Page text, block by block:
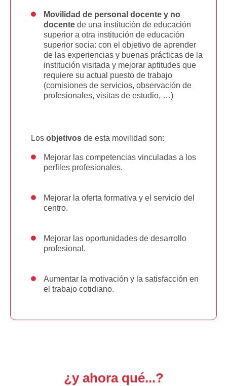
Movilidad de personal docente y no
docente de una institución de educación
superior a otra institución de educación
superior socia: con el objetivo de aprender
de las experiencias y buenas prácticas de la
institución visitada y mejorar aptitudes que
requiere su actual puesto de trabajo
(comisiones de servicios, observación de
profesionales, visitas de estudio, …)
Los objetivos de esta movilidad son:
Mejorar las competencias vinculadas a los
perfiles profesionales.
Mejorar la oferta formativa y el servicio del
centro.
Mejorar las oportunidades de desarrollo
profesional.
Aumentar la motivación y la satisfacción en
el trabajo cotidiano.
¿y ahora qué...?